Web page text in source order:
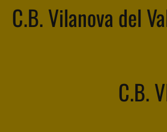
C.B. Vilanova del
C.B.